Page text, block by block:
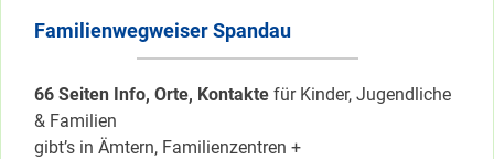
Familienwegweiser Spandau
66 Seiten Info, Orte, Kontakte für Kinder, Jugendliche
& Familien
gibt’s in Ämtern, Familienzentren +